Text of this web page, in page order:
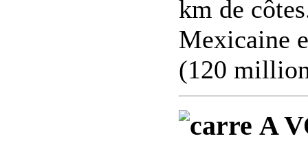
km de
Mexicaine
(120
A